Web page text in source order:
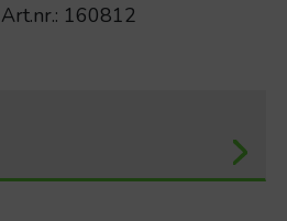
Art.nr.: 160812